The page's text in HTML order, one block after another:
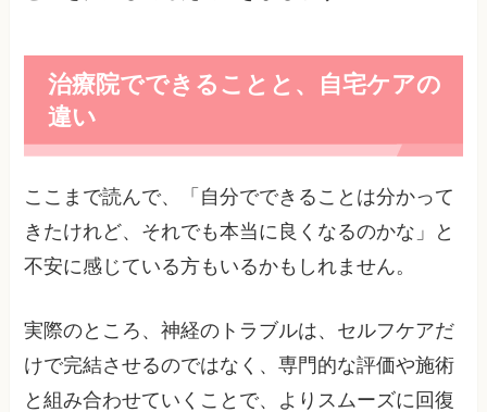
治療院でできることと、自宅ケアの
違い
ここまで読んで、「自分でできることは分かって
きたけれど、それでも本当に良くなるのかな」と
不安に感じている方もいるかもしれません。
実際のところ、神経のトラブルは、セルフケアだ
けで完結させるのではなく、専門的な評価や施術
と組み合わせていくことで、よりスムーズに回復